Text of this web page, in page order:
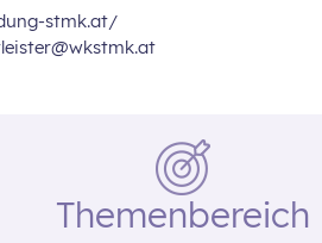
stmk.at/
Themenbereich